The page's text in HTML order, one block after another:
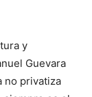
y
Guevara
no privatiza